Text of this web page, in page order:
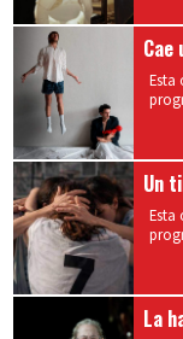
Cae
Esta
Un
Esta
La